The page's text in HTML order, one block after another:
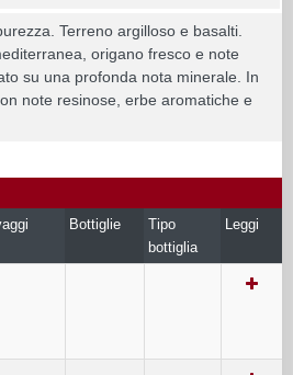
Terreno argilloso e basalti.
origano fresco e note
su una profonda nota minerale. In
note resinose, erbe aromatiche e
Bottiglie
Tipo
bottiglia
Leggi